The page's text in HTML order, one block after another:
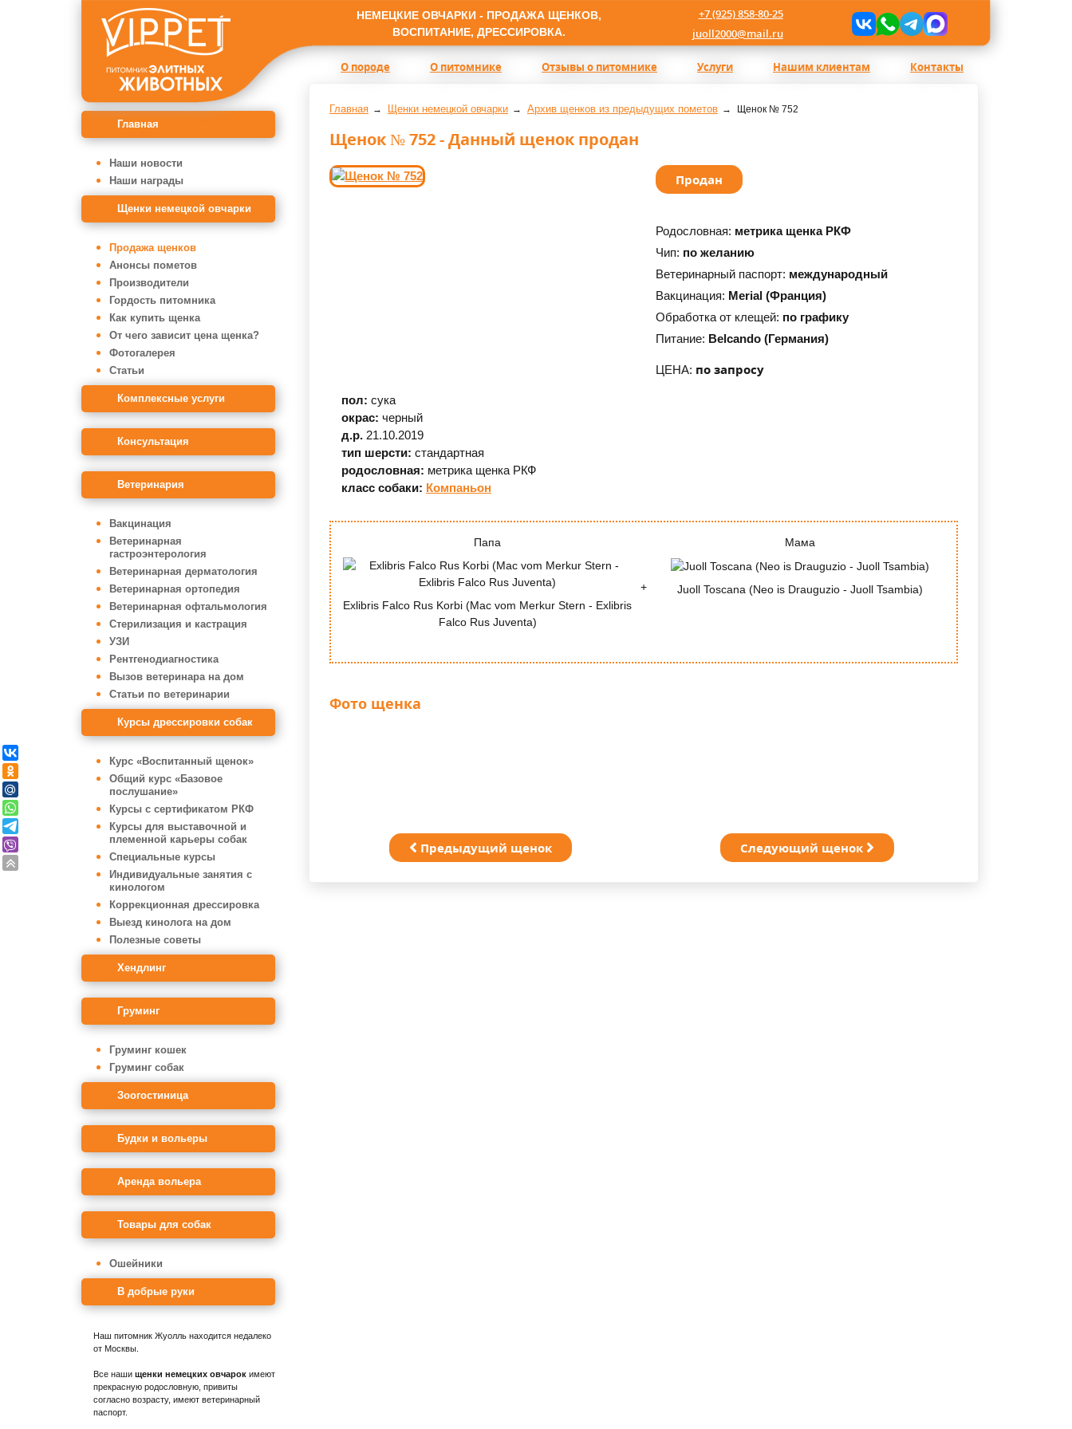
НЕМЕЦКИЕ ОВЧАРКИ - ПРОДАЖА ЩЕНКОВ,
ВОСПИТАНИЕ, ДРЕССИРОВКА.
+7 (925) 858-80-25
juoll2000@mail.ru
О породе О питомнике Отзывы о питомнике Услуги Нашим клиентам Контакты
Главная
Наши новости
Наши награды
Щенки немецкой овчарки
Продажа щенков
Анонсы пометов
Производители
Гордость питомника
Как купить щенка
От чего зависит цена щенка?
Фотогалерея
Статьи
Комплексные услуги
Консультация
Ветеринария
Вакцинация
Ветеринарная
гастроэнтерология
Ветеринарная дерматология
Ветеринарная ортопедия
Ветеринарная офтальмология
Стерилизация и кастрация
УЗИ
Рентгенодиагностика
Вызов ветеринара на дом
Статьи по ветеринарии
Курсы дрессировки собак
Курс «Воспитанный щенок»
Общий курс «Базовое
послушание»
Курсы с сертификатом РКФ
Курсы для выставочной и
племенной карьеры собак
Специальные курсы
Индивидуальные занятия с
кинологом
Коррекционная дрессировка
Выезд кинолога на дом
Полезные советы
Хендлинг
Груминг
Груминг кошек
Груминг собак
Зоогостиница
Будки и вольеры
Аренда вольера
Товары для собак
Ошейники
В добрые руки
Наш питомник Жуолль находится недалеко
от Москвы.
Все наши щенки немецких овчарок имеют
прекрасную родословную, привиты
согласно возрасту, имеют ветеринарный
паспорт.
Главная Щенки немецкой овчарки Архив щенков из предыдущих пометов Щенок № 752
Щенок № 752 - Данный щенок продан
Продан
Родословная: метрика щенка РКФ
Чип: по желанию
Ветеринарный паспорт: международный
Вакцинация: Merial (Франция)
Обработка от клещей: по графику
Питание: Belcando (Германия)
ЦЕНА: по запросу
пол: сука
окрас: черный
д.р. 21.10.2019
тип шерсти: стандартная
родословная: метрика щенка РКФ
класс собаки: Компаньон
Папа
Exlibris Falco Rus Korbi (Mac vom Merkur Stern - Exlibris
Falco Rus Juventa)
Мама
Juoll Toscana (Neo is Drauguzio - Juoll Tsambia)
Фото щенка
Предыдущий щенок Следующий щенок